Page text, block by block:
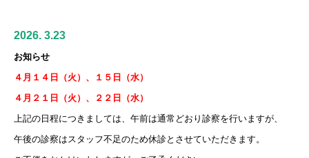
2026. 3.23
お知らせ
４月１４日（火）、１５日（水）
４月２１日（火）、２２日（水）
上記の日程につきましては、午前は通常どおり診察を行いますが、
午後の診察はスタッフ不足のため休診とさせていただきます。